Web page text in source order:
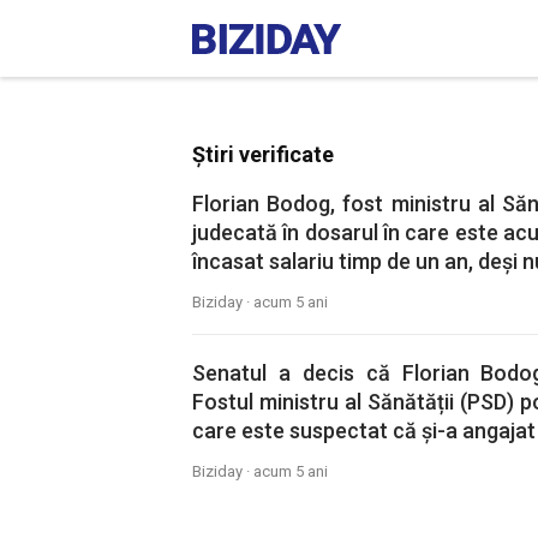
Știri verificate
Florian Bodog, fost ministru al
judecată în dosarul în care este
încasat salariu timp de un an, deși
Biziday · acum 5 ani
Senatul a decis că Florian
Fostul ministru al Sănătății (PSD)
care este suspectat că și-a
Biziday · acum 5 ani